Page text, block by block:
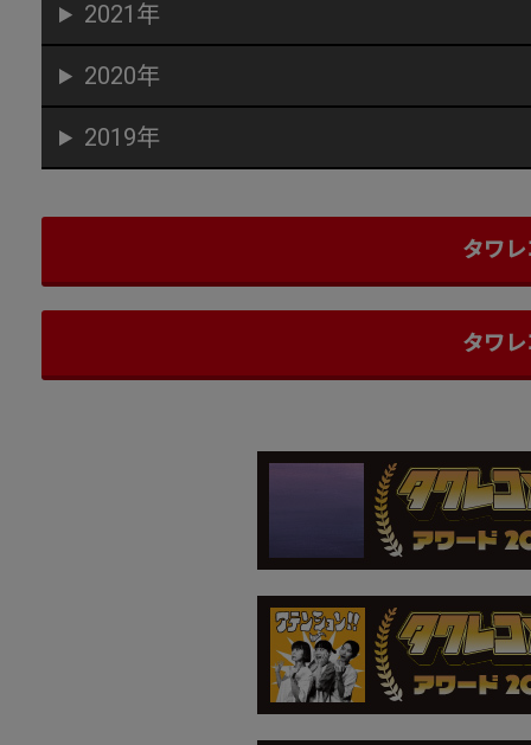
2021年
2020年
2019年
タワ
タワ